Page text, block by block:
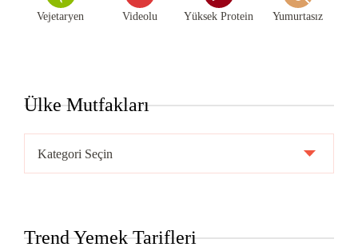
Vejetaryen Videolu Yüksek Protein Yumurtasız
Ülke Mutfakları
Mutfakları
Trend Yemek Tarifleri